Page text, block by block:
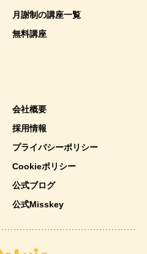
月謝制の講座一覧
無料講座
会社概要
採用情報
プライバシーポリシー
Cookieポリシー
公式ブログ
公式Misskey